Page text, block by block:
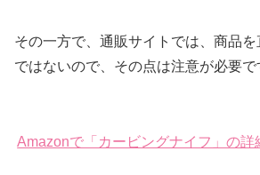
その一方で、通販サイトでは、商品
ではないので、その点は注意が必要で
Amazonで「カービングナイフ」の詳